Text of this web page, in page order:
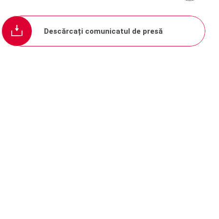
Descărcați comunicatul de presă